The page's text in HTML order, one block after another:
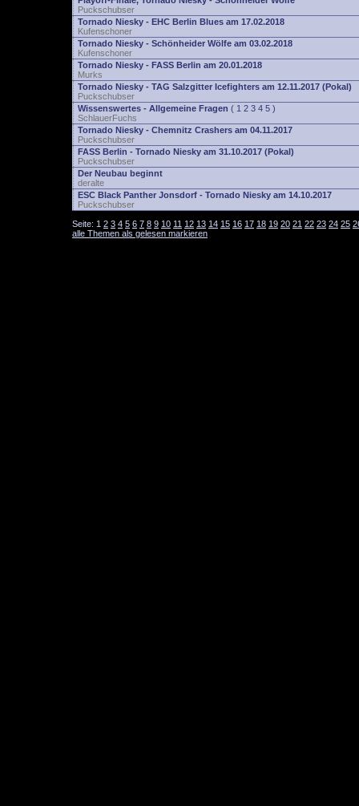
Puckschubser
Tornado Niesky - EHC Berlin Blues am 17.02.2018
Kufenschoner
Tornado Niesky - Schönheider Wölfe am 03.02.2018
Kufenschoner
Tornado Niesky - FASS Berlin am 20.01.2018
Murks
Tornado Niesky - TAG Salzgitter Icefighters am 12.11.2017 (Pokal)
Puckschubser
Wissenswertes - Allgemeine Fragen ( 1 2 3 4 5 )
SchlauerFuchs
Tornado Niesky - Chemnitz Crashers am 04.11.2017
Puckschubser
FASS Berlin - Tornado Niesky am 31.10.2017 (Pokal)
Puckschubser
Der Neubau beginnt
deralte
ESC Black Panther Jonsdorf - Tornado Niesky am 14.10.2017
Puckschubser
Seite: 1 2 3 4 5 6 7 8 9 10 11 12 13 14 15 16 17 18 19 20 21 22 23 24 25
alle Themen als gelesen markieren